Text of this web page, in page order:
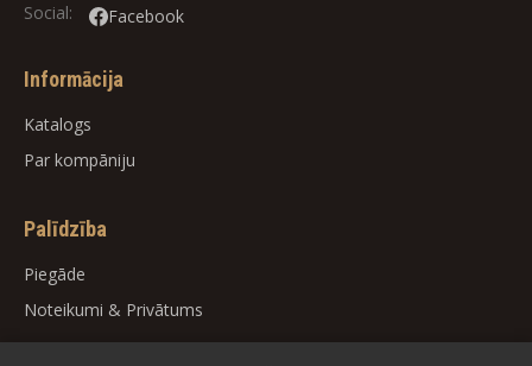
Social:
Facebook
Informācija
Katalogs
Par kompāniju
Palīdzība
Piegāde
Noteikumi & Privātums